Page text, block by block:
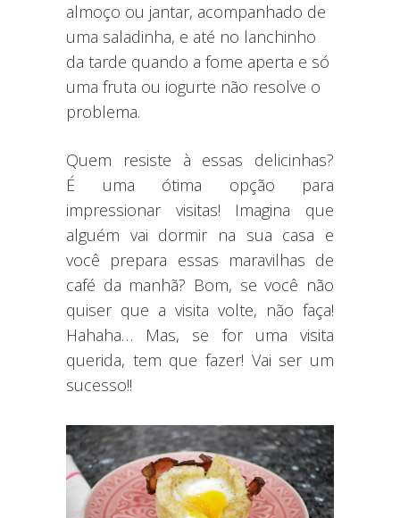
almoço ou jantar, acompanhado de
uma saladinha, e até no lanchinho
da tarde quando a fome aperta e só
uma fruta ou iogurte não resolve o
problema.
Quem resiste à essas delicinhas?
É uma ótima opção para
impressionar visitas! Imagina que
alguém vai dormir na sua casa e
você prepara essas maravilhas de
café da manhã? Bom, se você não
quiser que a visita volte, não faça!
Hahaha… Mas, se for uma visita
querida, tem que fazer! Vai ser um
sucesso!!